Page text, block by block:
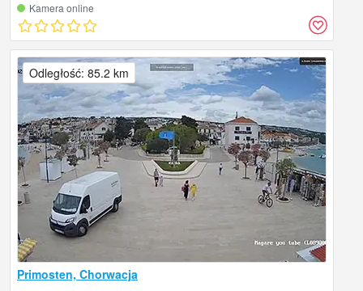
Kamera online
Primosten, Chorwacja
Odległość: 85.2 km